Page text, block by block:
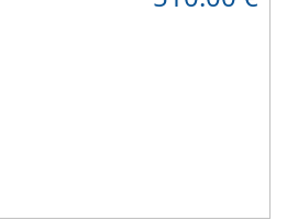
Además, es válido para camas